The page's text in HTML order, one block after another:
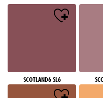
SCOTLAND6 SL6